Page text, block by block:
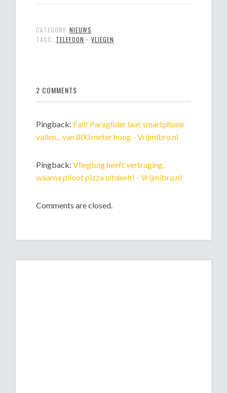
CATEGORY:NIEUWS
TAGS: TELEFOON •VLIEGEN
2 COMMENTS
Pingback: Fail! Paraglider laat smartphone
vallen... van 800 meter hoog - Vrijmibro.nl
Pingback:Vliegtuig heeft vertraging,
waarna piloot pizza uitdeelt! - Vrijmibro.nl
Comments are closed.